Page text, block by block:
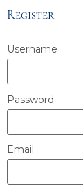
Register
Username
Password
Email